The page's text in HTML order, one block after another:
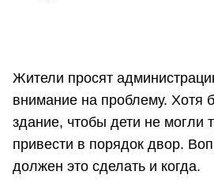
Жители просят
внимание на проблему. Хотя
здание, чтобы дети не могли
привести в порядок двор.
должен это сделать и когда.